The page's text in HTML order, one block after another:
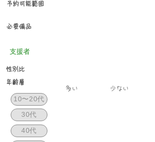
予約可能範囲
必要備品
支援者
性別比
年齢層
​多い
少ない
10〜20代
30代
40代